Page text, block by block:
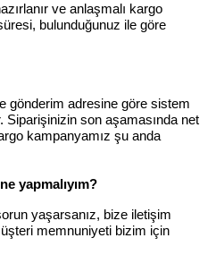
ve anlaşmalı kargo
bulunduğunuz ile göre
gönderim adresine göre sistem
Siparişinizin son aşamasında net
kampanyamız şu anda
yapmalıyım?
yaşarsanız, bize iletişim
memnuniyeti bizim için